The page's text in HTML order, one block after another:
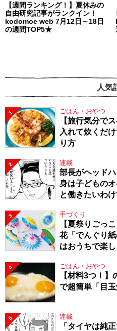
【週間ランキング！】夏休みの
自由研究記事がランクイン！
kodomoe web 7月12日～18日
の週間TOP5★
人気
1 ごはん・おやつ
【旅行気分で
入れて炊くだ
り方
2 連載
部長がヘッド
身は子どもの
と働きたいわ
3 手づくり
【夏祭りごっ
花「でんぐり
はおうちで楽し
4 ごはん・おやつ
【材料3つ！
で超簡単「目玉
5 連載
「タイヤは純